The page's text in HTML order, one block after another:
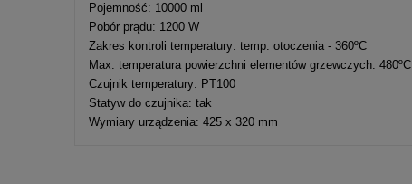
Pojemność: 10000 ml
Pobór prądu: 1200 W
Zakres kontroli temperatury: temp. otoczenia - 360ºC
Max. temperatura powierzchni elementów grzewczych: 480ºC
Czujnik temperatury: PT100
Statyw do czujnika: tak
Wymiary urządzenia: 425 x 320 mm